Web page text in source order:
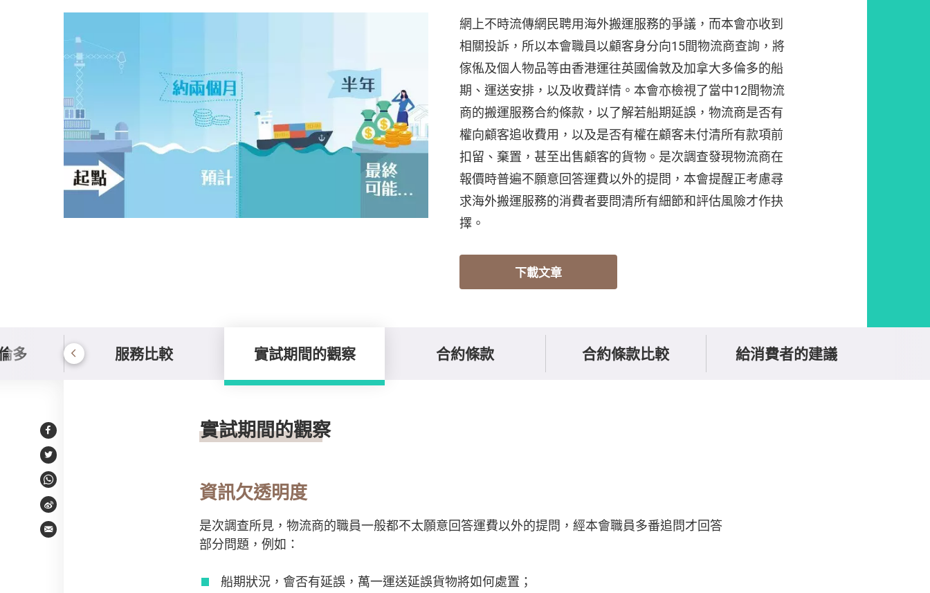
網上不時流傳網民聘用海外搬運服務的爭議，而本會亦收到
相關投訴，所以本會職員以顧客身分向15間物流商查詢，將
傢俬及個人物品等由香港運往英國倫敦及加拿大多倫多的船
期、運送安排，以及收費詳情。本會亦檢視了當中12間物流
商的搬運服務合約條款，以了解若船期延誤，物流商是否有
權向顧客追收費用，以及是否有權在顧客未付清所有款項前
扣留、棄置，甚至出售顧客的貨物。是次調查發現物流商在
報價時普遍不願意回答運費以外的提問，本會提醒正考慮尋
求海外搬運服務的消費者要問清所有細節和評估風險才作抉
擇。
下載文章
多 服務比較 實試期間的觀察 合約條款 合約條款比較 給消費者的建議
Facebook
Twitter
WhatsApp
Weibo
Email
實試期間的觀察
實試期間的觀察
資訊欠透明度
是次調查所見，物流商的職員一般都不太願意回答運費以外的提問，經本會職員多番追問才回答
部分問題，例如：
船期狀況，會否有延誤，萬一運送延誤貨物將如何處置；